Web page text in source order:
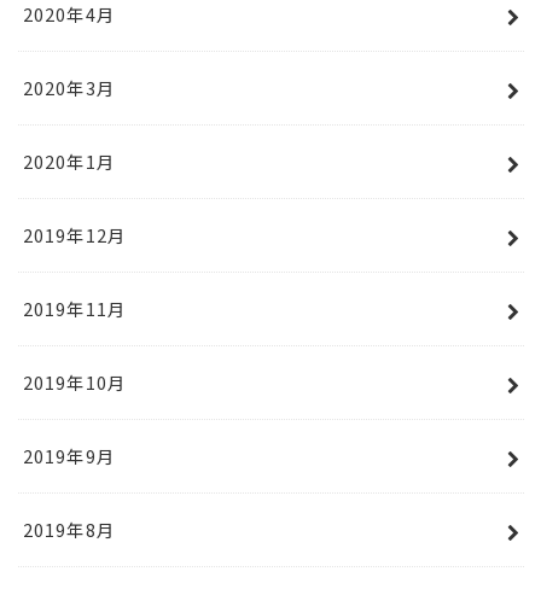
2020年4月
2020年3月
2020年1月
2019年12月
2019年11月
2019年10月
2019年9月
2019年8月